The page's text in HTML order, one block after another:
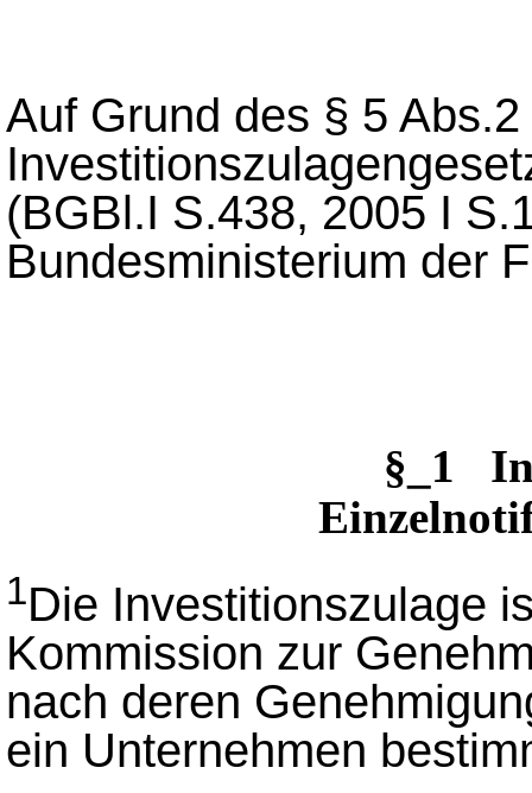
Auf Grund des § 5
(BGBl.I S.438, 2005 I
Bundesministerium der
§_1
1Die Investitionszulage
Kommission zur
nach deren
ein Unternehmen